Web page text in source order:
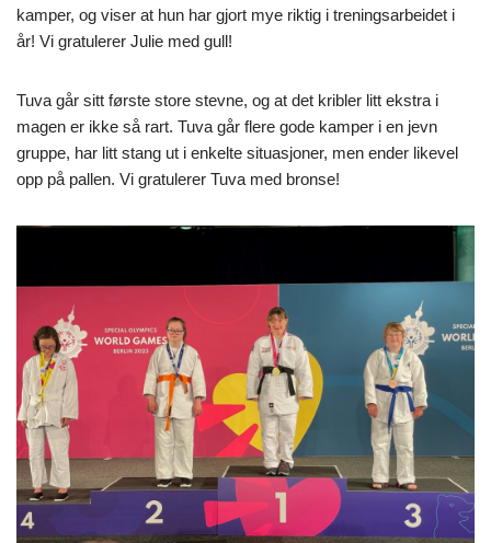
kamper, og viser at hun har gjort mye riktig i treningsarbeidet i
år! Vi gratulerer Julie med gull!
Tuva går sitt første store stevne, og at det kribler litt ekstra i
magen er ikke så rart. Tuva går flere gode kamper i en jevn
gruppe, har litt stang ut i enkelte situasjoner, men ender likevel
opp på pallen. Vi gratulerer Tuva med bronse!